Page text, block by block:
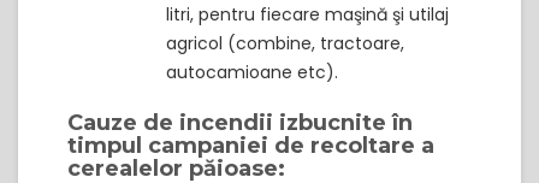
litri, pentru fiecare maşină şi utilaj
agricol (combine, tractoare,
autocamioane etc).
Cauze de incendii izbucnite în
timpul campaniei de recoltare a
cerealelor păioase: